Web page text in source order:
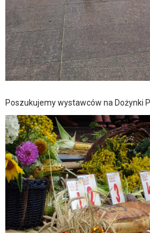
Poszukujemy wystawców na Dożynki